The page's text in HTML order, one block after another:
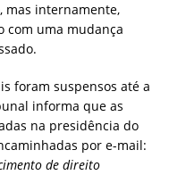
mas internamente,
com uma mudança
foram suspensos até a
informa que as
na presidência do
por e-mail:
de direito